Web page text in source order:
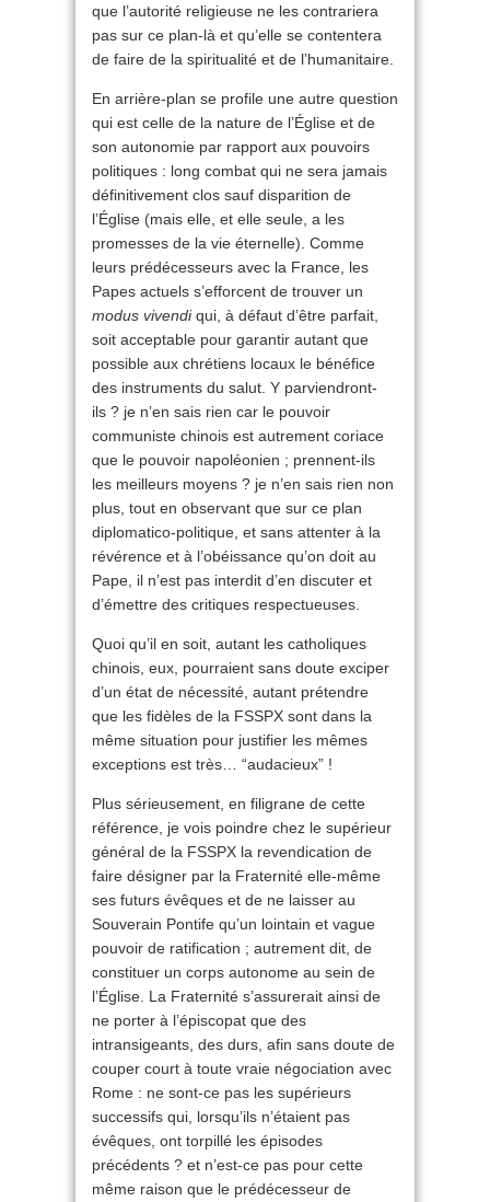
que l’autorité religieuse ne les contrariera
pas sur ce plan-là et qu’elle se contentera
de faire de la spiritualité et de l’humanitaire.
En arrière-plan se profile une autre question
qui est celle de la nature de l’Église et de
son autonomie par rapport aux pouvoirs
politiques : long combat qui ne sera jamais
définitivement clos sauf disparition de
l’Église (mais elle, et elle seule, a les
promesses de la vie éternelle). Comme
leurs prédécesseurs avec la France, les
Papes actuels s’efforcent de trouver un
modus vivendiqui, à défaut d’être parfait,
soit acceptable pour garantir autant que
possible aux chrétiens locaux le bénéfice
des instruments du salut. Y parviendront-
ils ? je n’en sais rien car le pouvoir
communiste chinois est autrement coriace
que le pouvoir napoléonien ; prennent-ils
les meilleurs moyens ? je n’en sais rien non
plus, tout en observant que sur ce plan
diplomatico-politique, et sans attenter à la
révérence et à l’obéissance qu’on doit au
Pape, il n’est pas interdit d’en discuter et
d’émettre des critiques respectueuses.
Quoi qu’il en soit, autant les catholiques
chinois, eux, pourraient sans doute exciper
d’un état de nécessité, autant prétendre
que les fidèles de la FSSPX sont dans la
même situation pour justifier les mêmes
exceptions est très… “audacieux” !
Plus sérieusement, en filigrane de cette
référence, je vois poindre chez le supérieur
général de la FSSPX la revendication de
faire désigner par la Fraternité elle-même
ses futurs évêques et de ne laisser au
Souverain Pontife qu’un lointain et vague
pouvoir de ratification ; autrement dit, de
constituer un corps autonome au sein de
l’Église. La Fraternité s’assurerait ainsi de
ne porter à l’épiscopat que des
intransigeants, des durs, afin sans doute de
couper court à toute vraie négociation avec
Rome : ne sont-ce pas les supérieurs
successifs qui, lorsqu’ils n’étaient pas
évêques, ont torpillé les épisodes
précédents ? et n’est-ce pas pour cette
même raison que le prédécesseur de